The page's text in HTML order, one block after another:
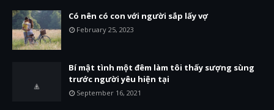
Có nên có con với người sắp lấy vợ
February 25, 2023
Bí mật tình một đêm làm tôi thấy sượng sùng
trước người yêu hiện tại
September 16, 2021